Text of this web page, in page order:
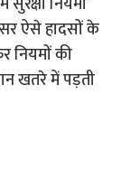
ऐसे हादसों के
नियमों की
खतरे में पड़ती